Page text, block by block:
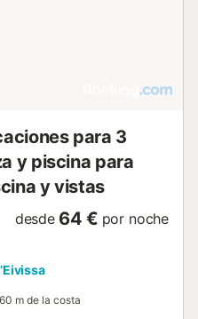
para 3
y piscina para
y vistas
desde 64 € por noche
60 m de la costa